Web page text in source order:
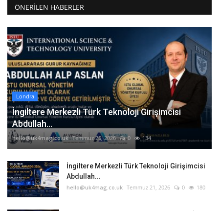
ÖNERILEN HABERLER
Londra
İngiltere Merkezli Türk Teknoloji Girişimcisi
Abdullah...
hello@uk4mag.co.uk Temmuz 25, 2026 0 134
İngiltere Merkezli Türk Teknoloji Girişimcisi
Abdullah...
hello@uk4mag.co.uk Temmuz 21, 2026 0 180